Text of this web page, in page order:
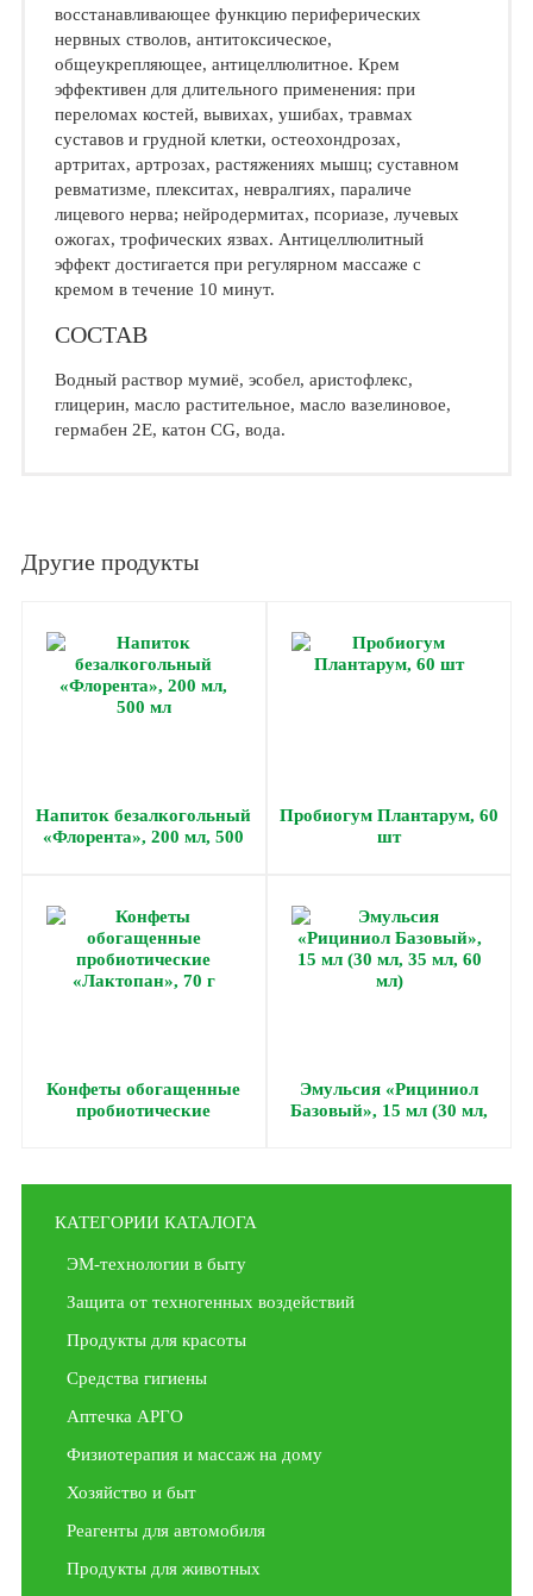
восстанавливающее функцию периферических
нервных стволов, антитоксическое,
общеукрепляющее, антицеллюлитное. Крем
эффективен для длительного применения: при
переломах костей, вывихах, ушибах, травмах
суставов и грудной клетки, остеохондрозах,
артритах, артрозах, растяжениях мышц; суставном
ревматизме, плекситах, невралгиях, параличе
лицевого нерва; нейродермитах, псориазе, лучевых
ожогах, трофических язвах. Антицеллюлитный
эффект достигается при регулярном массаже с
кремом в течение 10 минут.
СОСТАВ
Водный раствор мумиё, эсобел, аристофлекс,
глицерин, масло растительное, масло вазелиновое,
гермабен 2Е, катон СG, вода.
Другие продукты
Напиток безалкогольный
«Флорента», 200 мл, 500
Пробиогум Плантарум, 60
шт
Конфеты обогащенные
пробиотические
Эмульсия «Рициниол
Базовый», 15 мл (30 мл,
КАТЕГОРИИ КАТАЛОГА
ЭМ-технологии в быту
Защита от техногенных воздействий
Продукты для красоты
Средства гигиены
Аптечка АРГО
Физиотерапия и массаж на дому
Хозяйство и быт
Реагенты для автомобиля
Продукты для животных